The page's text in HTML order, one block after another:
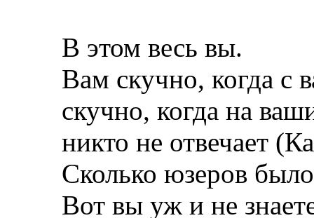
В этом весь вы.
Вам скучно, когда с
скучно, когда на
никто не отвечает
Сколько юзеров
Вот вы уж и не